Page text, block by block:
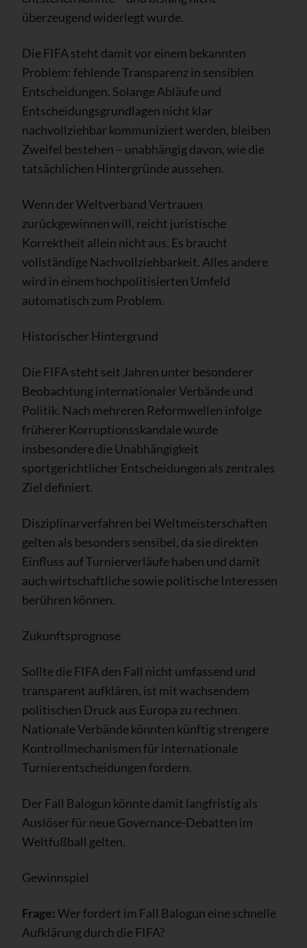
überzeugend widerlegt wurde.
Die FIFA steht damit vor einem bekannten
Problem: fehlende Transparenz in sensiblen
Entscheidungen. Solange Abläufe und
Entscheidungsgrundlagen nicht klar
nachvollziehbar kommuniziert werden, bleiben
Zweifel bestehen – unabhängig davon, wie die
tatsächlichen Hintergründe aussehen.
Wenn der Weltverband Vertrauen
zurückgewinnen will, reicht juristische
Korrektheit allein nicht aus. Es braucht
vollständige Nachvollziehbarkeit. Alles andere
wird in einem hochpolitisierten Umfeld
automatisch zum Problem.
Historischer Hintergrund
Die FIFA steht seit Jahren unter besonderer
Beobachtung internationaler Verbände und
Politik. Nach mehreren Reformwellen infolge
früherer Korruptionsskandale wurde
insbesondere die Unabhängigkeit
sportgerichtlicher Entscheidungen als zentrales
Ziel definiert.
Disziplinarverfahren bei Weltmeisterschaften
gelten als besonders sensibel, da sie direkten
Einfluss auf Turnierverläufe haben und damit
auch wirtschaftliche sowie politische Interessen
berühren können.
Zukunftsprognose
Sollte die FIFA den Fall nicht umfassend und
transparent aufklären, ist mit wachsendem
politischen Druck aus Europa zu rechnen.
Nationale Verbände könnten künftig strengere
Kontrollmechanismen für internationale
Turnierentscheidungen fordern.
Der Fall Balogun könnte damit langfristig als
Auslöser für neue Governance-Debatten im
Weltfußball gelten.
Gewinnspiel
Frage:Wer fordert im Fall Balogun eine schnelle
Aufklärung durch die FIFA?